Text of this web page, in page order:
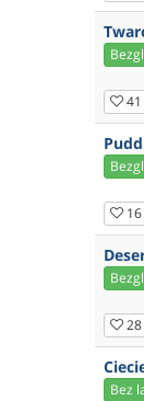
41
16
28
Bez